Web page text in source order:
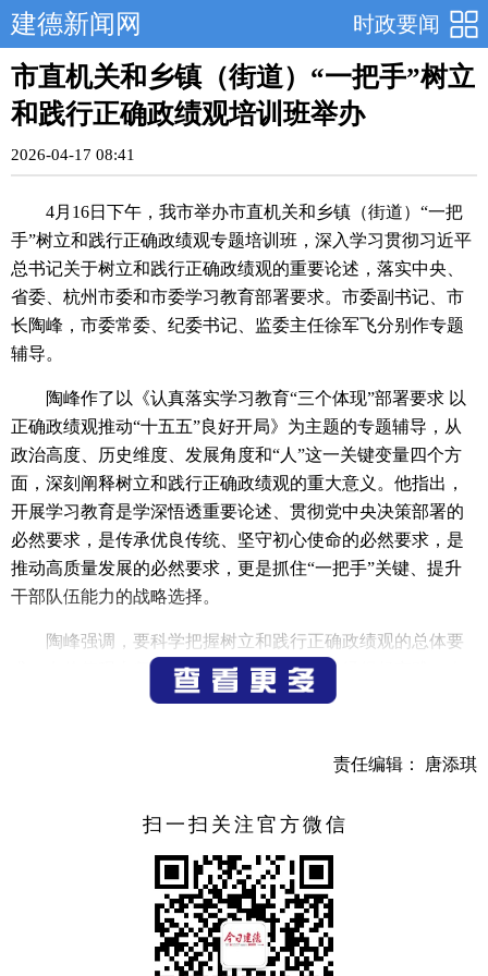
时政要闻
建德新闻网
市直机关和乡镇（街道）“一把手”树立
和践行正确政绩观培训班举办
2026-04-17 08:41
4月16日下午，我市举办市直机关和乡镇（街道）“一把
手”树立和践行正确政绩观专题培训班，深入学习贯彻习近平
总书记关于树立和践行正确政绩观的重要论述，落实中央、
省委、杭州市委和市委学习教育部署要求。市委副书记、市
长陶峰，市委常委、纪委书记、监委主任徐军飞分别作专题
辅导。
陶峰作了以《认真落实学习教育“三个体现”部署要求 以
正确政绩观推动“十五五”良好开局》为主题的专题辅导，从
政治高度、历史维度、发展角度和“人”这一关键变量四个方
面，深刻阐释树立和践行正确政绩观的重大意义。他指出，
开展学习教育是学深悟透重要论述、贯彻党中央决策部署的
必然要求，是传承优良传统、坚守初心使命的必然要求，是
推动高质量发展的必然要求，更是抓住“一把手”关键、提升
干部队伍能力的战略选择。
陶峰强调，要科学把握树立和践行正确政绩观的总体要
求，在价值观上坚持人民至上，在评价观上经得起实践、人
民、历史检验，在发展观上贯彻新发展理念。要正确处理好
变、“尽力”与“量力”、发展与安全等六对关系，以正确政绩观
徐军飞作了以《规范廉洁用权 树立和践行正确政绩观》
为主题的专题辅导，重点围绕风险警示、政治要求、实干导
向、责任担当、监督保障五个维度，重温了习近平总书记的
殷殷嘱托，深度剖析了政绩观偏差的突出问题和典型案例，
精准阐明了廉洁用权、规范履职的具体要求和实践路径，为
责任编辑： 唐添琪
扫一扫关注官方微信